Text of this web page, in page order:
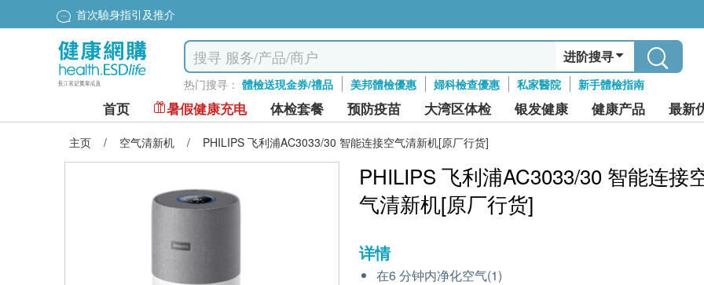
首次驗身指引及推介
进阶搜寻
热门搜寻： 體檢送現金券/禮品 美邦體檢優惠 婦科檢查優惠 私家醫院 新手體檢指南
首页 暑假健康充电 体检套餐 预防疫苗 大湾区体检 银发健康 健康产品 最新
主页 / 空气清新机 / PHILIPS 飞利浦AC3033/30 智能连接空气清新机[原厂行货]
PHILIPS 飞利浦AC3033/30 智能连接
气清新机[原厂行货]
详情
在6 分钟内净化空气(1)